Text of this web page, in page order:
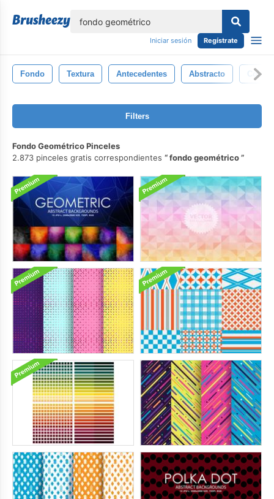
Iniciar sesión Regístrate
Fondo Textura Antecedentes Abstracto Color
Filters
Fondo Geométrico Pinceles
2.873 pinceles gratis correspondientes
fondo geométrico